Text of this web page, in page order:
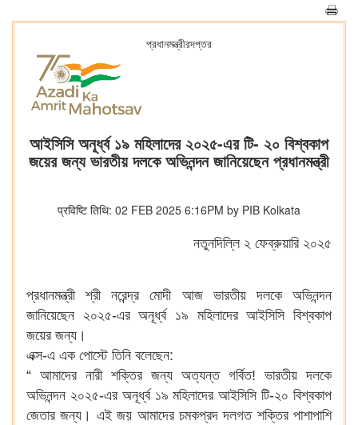
প্রধানমন্ত্রীরদপ্তর
আইসিসি অনূর্ধ্ব ১৯ মহিলাদের ২০২৫-এর টি- ২০ বিশ্বকাপ
জয়ের জন্য ভারতীয় দলকে অভিনন্দন জানিয়েছেন প্রধানমন্ত্রী
प्रविष्टि तिथि: 02 FEB 2025 6:16PM by PIB Kolkata
নতুনদিল্লি ২ ফেব্রুয়ারি ২০২৫
প্রধানমন্ত্রী শ্রী নরেন্দ্র মোদী আজ ভারতীয় দলকে অভিনন্দন
জানিয়েছেন ২০২৫-এর অনূর্ধ্ব ১৯ মহিলাদের আইসিসি বিশ্বকাপ
জয়ের জন্য।
এক্স-এ এক পোস্টে তিনি বলেছেন:
“ আমাদের নারী শক্তির জন্য অত্যন্ত গর্বিত! ভারতীয় দলকে
অভিনন্দন ২০২৫-এর অনূর্ধ্ব ১৯ মহিলাদের আইসিসি টি-২০ বিশ্বকাপ
জেতার জন্য। এই জয় আমাদের চমকপ্রদ দলগত শক্তির পাশাপাশি